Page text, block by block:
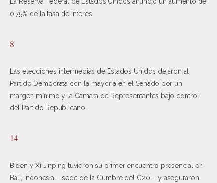
La Reserva Federal de Estados Unidos anunció un aumento de
0,75% de la tasa de interés.
8
Las elecciones intermedias de Estados Unidos dejaron al
Partido Demócrata con la mayoría en el Senado por un
margen mínimo y la Cámara de Representantes bajo control
del Partido Republicano.
14
Biden y Xi Jinping tuvieron su primer encuentro presencial en
Bali, Indonesia – sede de la Cumbre del G20 – y aseguraron